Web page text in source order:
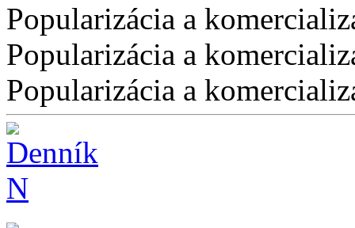
Popularizácia a
Popularizácia a
Popularizácia a